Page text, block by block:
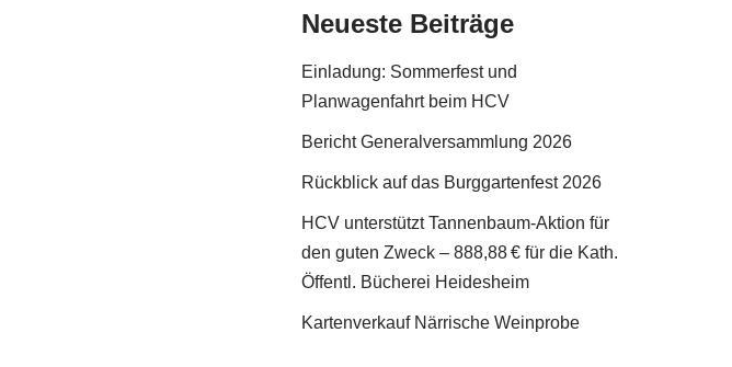
Neueste Beiträge
Einladung: Sommerfest und
Planwagenfahrt beim HCV
Bericht Generalversammlung 2026
Rückblick auf das Burggartenfest 2026
HCV unterstützt Tannenbaum-Aktion für
den guten Zweck – 888,88 € für die Kath.
Öffentl. Bücherei Heidesheim
Kartenverkauf Närrische Weinprobe